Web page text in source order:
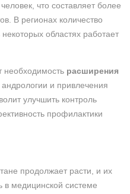
что составляет более
В регионах количество
областях работает
необходимость расширения
и привлечения
улучшить контроль
профилактики
продолжает расти, и их
в медицинской системе